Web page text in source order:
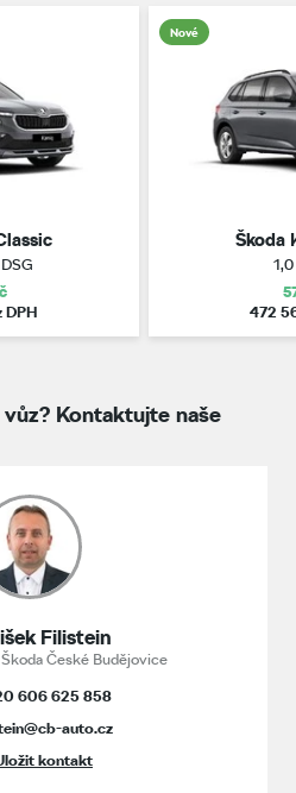
DPH
Nové
Škoda
472
Kontaktujte naše
Filistein
České Budějovice
606 625 858
auto.cz
kontakt